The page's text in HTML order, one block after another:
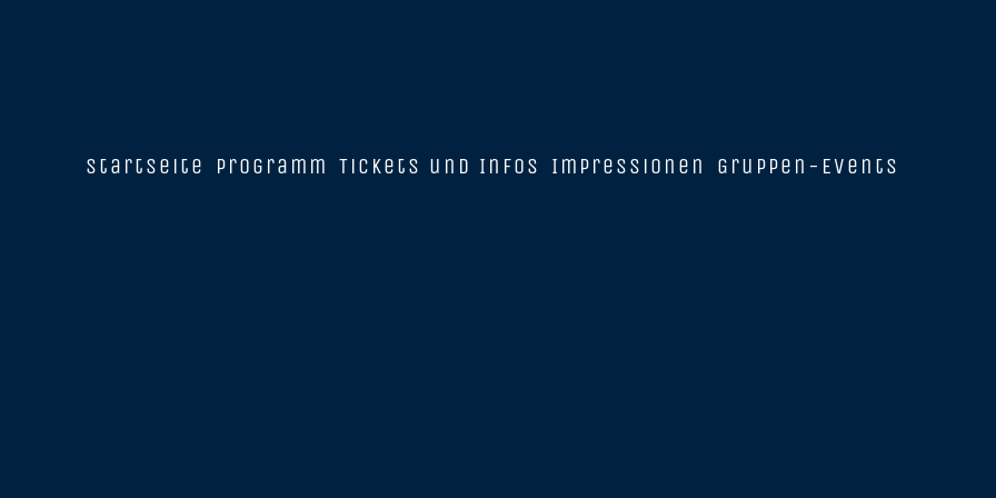
Startseite Programm Tickets und Infos Impressionen Gruppen-Events